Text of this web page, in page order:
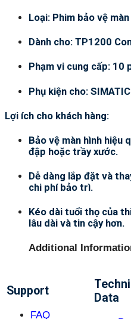
Loại: Phim bảo vệ
Dành cho: TP1200
Phạm vi cung cấp: 10
Phụ kiện cho:
Lợi ích cho khách hàng:
Bảo vệ màn hình hiệu
đập hoặc trầy xước.
Dễ dàng lắp đặt và
chi phí bảo trì.
Kéo dài tuổi thọ của
lâu dài và tin cậy hơn.
Additional
Support
FAQ
Data